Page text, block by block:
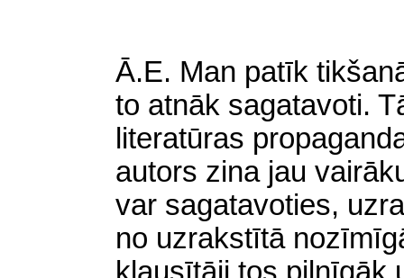
Ā.E. Man patīk
to atnāk sagatavoti.
literatūras
autors zina jau
var sagatavoties,
no uzrakstītā